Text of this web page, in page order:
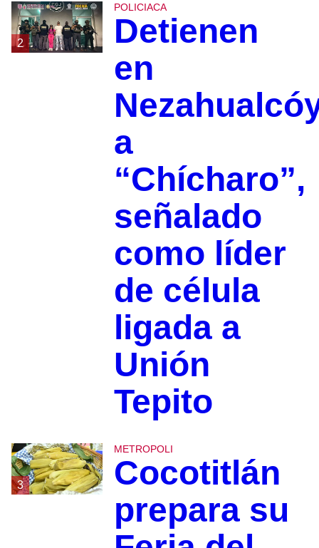
2
POLICIACA
Detienen
en
a
“Chícharo”,
señalado
como líder
de célula
ligada a
Unión
Tepito
3
METROPOLI
Cocotitlán
prepara su